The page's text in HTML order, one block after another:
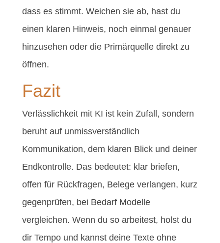
dass es stimmt. Weichen sie ab, hast du
einen klaren Hinweis, noch einmal genauer
hinzusehen oder die Primärquelle direkt zu
öffnen.
Fazit
Verlässlichkeit mit KI ist kein Zufall, sondern
beruht auf unmissverständlich
Kommunikation, dem klaren Blick und deiner
Endkontrolle. Das bedeutet: klar briefen,
offen für Rückfragen, Belege verlangen, kurz
gegenprüfen, bei Bedarf Modelle
vergleichen. Wenn du so arbeitest, holst du
dir Tempo und kannst deine Texte ohne